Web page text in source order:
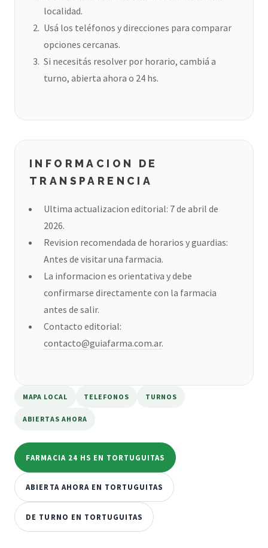
localidad.
Usá los teléfonos y direcciones para comparar
opciones cercanas.
Si necesitás resolver por horario, cambiá a
turno, abierta ahora o 24 hs.
INFORMACION DE
TRANSPARENCIA
Ultima actualizacion editorial: 7 de abril de
2026.
Revision recomendada de horarios y guardias:
Antes de visitar una farmacia.
La informacion es orientativa y debe
confirmarse directamente con la farmacia
antes de salir.
Contacto editorial:
contacto@guiafarma.com.ar.
MAPA LOCAL TELEFONOS TURNOS
ABIERTAS AHORA
FARMACIA 24 HS EN TORTUGUITAS
ABIERTA AHORA EN TORTUGUITAS
DE TURNO EN TORTUGUITAS